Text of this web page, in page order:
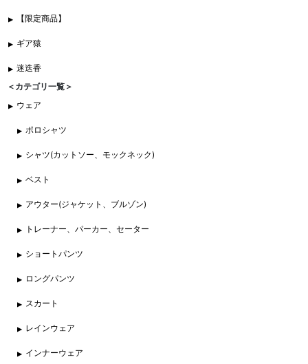
【限定商品】
ギア猿
迷迭香
＜カテゴリ一覧＞
ウェア
ポロシャツ
シャツ(カットソー、モックネック)
ベスト
アウター(ジャケット、ブルゾン)
トレーナー、パーカー、セーター
ショートパンツ
ロングパンツ
スカート
レインウェア
インナーウェア